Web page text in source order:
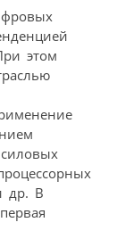
этом
др. В